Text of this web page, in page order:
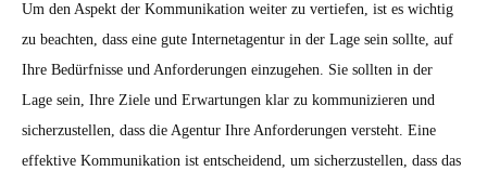
Um den Aspekt der Kommunikation weiter zu vertiefen, ist es wichtig
zu beachten, dass eine gute Internetagentur in der Lage sein sollte, auf
Ihre Bedürfnisse und Anforderungen einzugehen. Sie sollten in der
Lage sein, Ihre Ziele und Erwartungen klar zu kommunizieren und
sicherzustellen, dass die Agentur Ihre Anforderungen versteht. Eine
effektive Kommunikation ist entscheidend, um sicherzustellen, dass das